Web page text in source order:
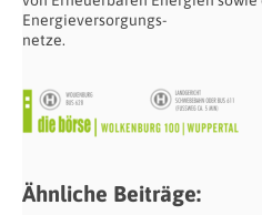
Energieversorgungs-
netze.
Ähnliche Beiträge: